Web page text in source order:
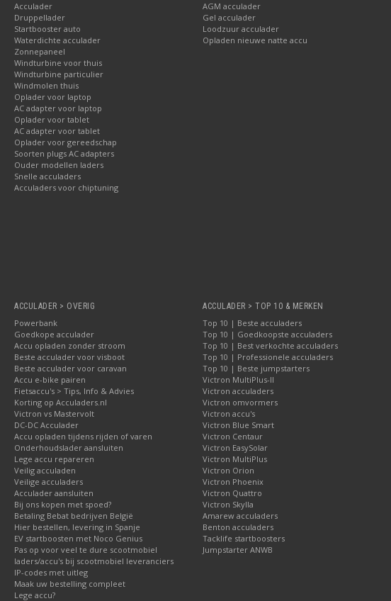
Acculader
Druppellader
Startbooster auto
Waterdichte acculader
Zonnepaneel
Windturbine voor thuis
Windturbine particulier
Windmolen thuis
Oplader voor laptop
AC adapter voor laptop
Oplader voor tablet
AC adapter voor tablet
Oplader voor gereedschap
Soorten plugs AC adapters
Ouder modellen laders
Snelle acculaders
Acculaders voor chiptuning
AGM acculader
Gel acculader
Loodzuur acculader
Opladen nieuwe natte accu
ACCULADER > OVERIG
Powerbank
Goedkope acculader
Accu opladen zonder stroom
Beste acculader voor visboot
Beste acculader voor caravan
Accu e-bike pairen
Fietsaccu's > Tips, Info & Advies
Korting op Acculaders.nl
Victron vs Mastervolt
DC-DC Acculader
Accu opladen tijdens rijden of varen
Onderhoudslader aansluiten
Lege accu repareren
Veilig acculaden
Veilige acculaders
Acculader aansluiten
Bij ons kopen met spoed?
Betaling Bebat bedrijven België
Hier bestellen, levering in Spanje
EV startboosten met Noco Genius
Pas op voor veel te dure scootmobiel
laders/accu's bij scootmobiel leveranciers
IP-codes met uitleg
Maak uw bestelling compleet
Lege accu?
ACCULADER > TOP 10 & MERKEN
Top 10 | Beste acculaders
Top 10 | Goedkoopste acculaders
Top 10 | Best verkochte acculaders
Top 10 | Professionele acculaders
Top 10 | Beste jumpstarters
Victron MultiPlus-II
Victron acculaders
Victron omvormers
Victron accu's
Victron Blue Smart
Victron Centaur
Victron EasySolar
Victron MultiPlus
Victron Orion
Victron Phoenix
Victron Quattro
Victron Skylla
Amarew acculaders
Benton acculaders
Tacklife startboosters
Jumpstarter ANWB